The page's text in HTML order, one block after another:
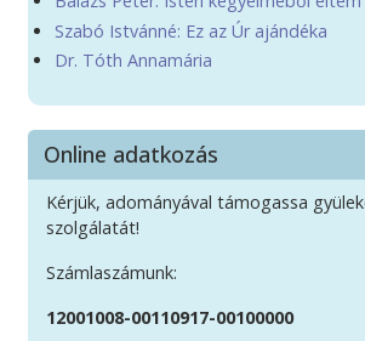
Szabó Istvánné: Ez az Úr ajándéka
Dr. Tóth Annamária
Online adatkozás
Kérjük, adományával támogassa
szolgálatát!
Számlaszámunk:
12001008-00110917-00100000